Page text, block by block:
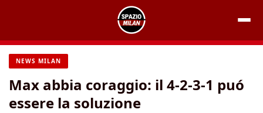
contenuto
NEWS MILAN
Max abbia coraggio: il 4-2-3-1 puó
essere la soluzione